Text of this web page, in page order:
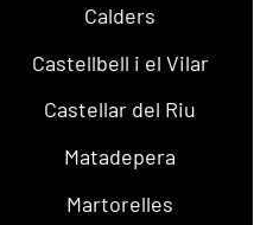
Calders
Castellbell i el Vilar
Castellar del Riu
Matadepera
Martorelles